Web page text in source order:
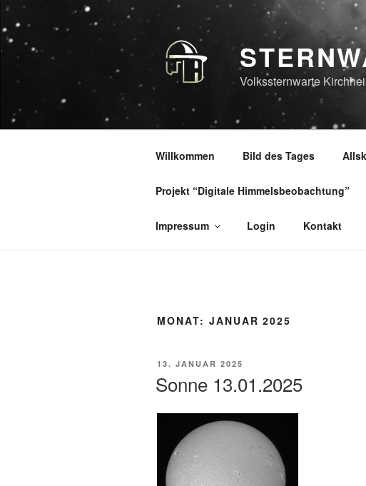
Zum
Inhalt
springen
Volkssternwarte
Willkommen Bild des Tages
Projekt “Digitale Himmelsbeobachtung”
Impressum Login Kontakt
MONAT: JANUAR 2025
VERÖFFENTLICHT
13. JANUAR 2025
Sonne 13.01.2025